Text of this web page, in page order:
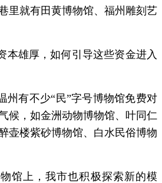
里就有田黄博物馆、福州雕刻艺
本雄厚，如何引导这些资金进入
州有不少“民”字号博物馆免费对
候，如金洲动物博物馆、叶同仁
壶楼紫砂博物馆、白水民俗博物
馆上，我市也积极探索新的模